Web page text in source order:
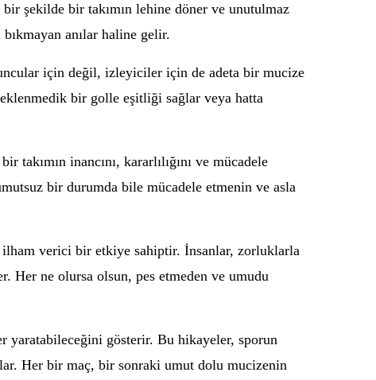
şekilde bir takımın lehine döner ve unutulmaz
anılar haline gelir.
için değil, izleyiciler için de adeta bir mucize
bir golle eşitliği sağlar veya hatta
inancını, kararlılığını ve mücadele
bir durumda bile mücadele etmenin ve asla
ilham verici bir etkiye sahiptir. İnsanlar, zorluklarla
Her ne olursa olsun, pes etmeden ve umudu
yaratabileceğini gösterir. Bu hikayeler, sporun
Her bir maç, bir sonraki umut dolu mucizenin